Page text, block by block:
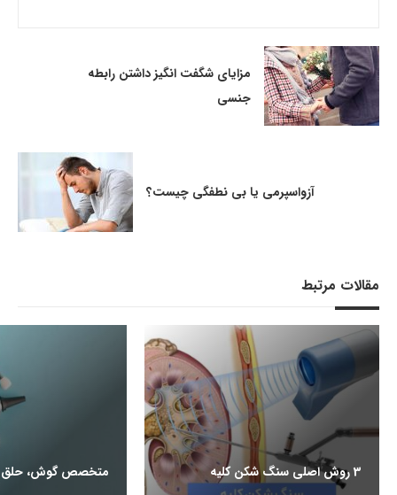
مزایای شگفت انگیز داشتن رابطه
جنسی
آزواسپرمی یا بی نطفگی چیست؟
مقالات مرتبط
3 روش اصلی سنگ شکن کلیه متخصص گوش، حلق